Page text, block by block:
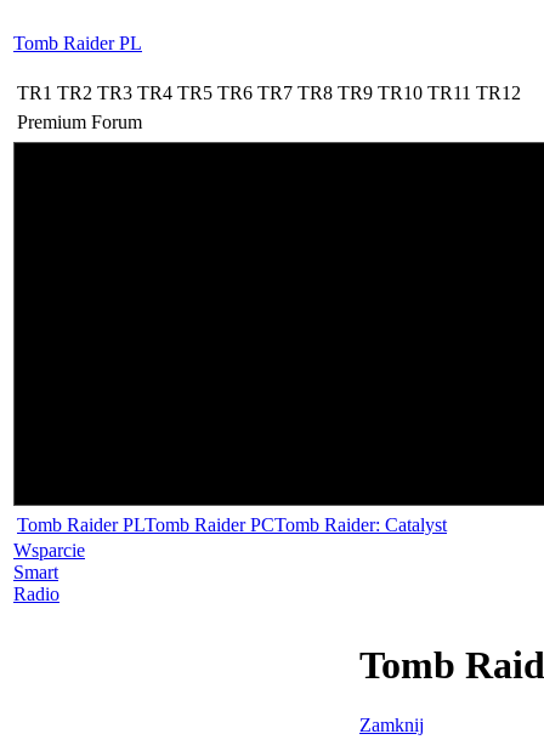
Tomb Raider PL
TR1 TR2 TR3 TR4 TR5 TR6 TR7 TR8 TR9 TR10 TR11 TR12
Premium Forum
Tomb Raider PLTomb Raider PCTomb Raider: Catalyst
Wsparcie
Smart
Radio
Tomb
Zamknij